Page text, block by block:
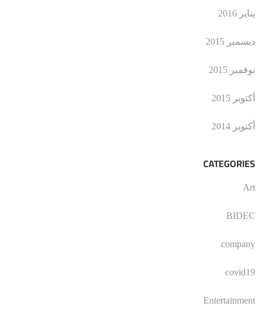
يناير 2016
ديسمبر 2015
نوفمبر 2015
أكتوبر 2015
أكتوبر 2014
CATEGORIES
Art
BIDEC
company
covid19
Entertainment